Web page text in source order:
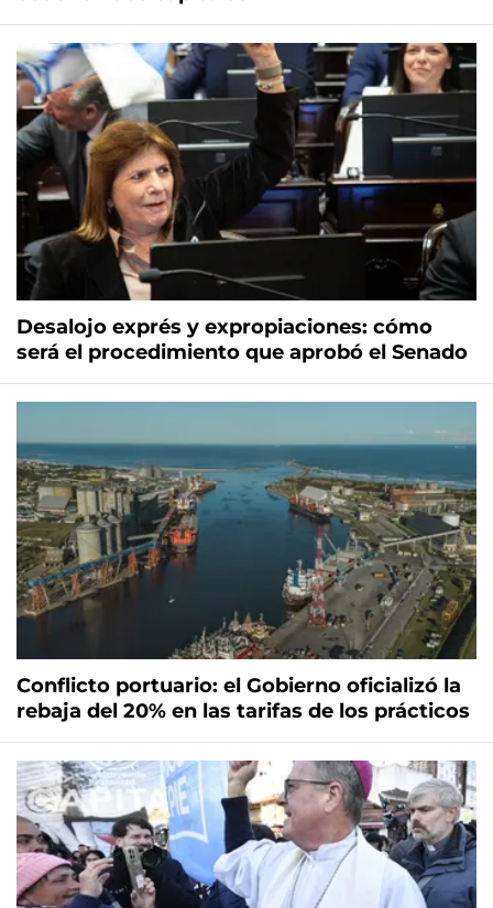
Desalojo exprés y expropiaciones: cómo
será el procedimiento que aprobó el Senado
Conflicto portuario: el Gobierno oficializó la
rebaja del 20% en las tarifas de los prácticos